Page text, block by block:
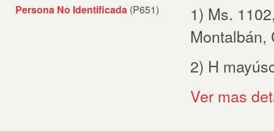
Persona No Identificada (P651)
1) Ms.
Montalbán,
2) H
Ver mas